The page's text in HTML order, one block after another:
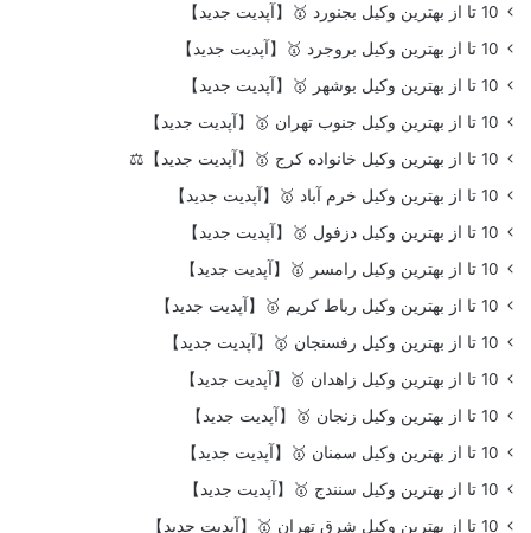
10 تا از بهترین وکیل بجنورد 🥇【آپدیت جدید】
10 تا از بهترین وکیل بروجرد 🥇【آپدیت جدید】
10 تا از بهترین وکیل بوشهر 🥇【آپدیت جدید】
10 تا از بهترین وکیل جنوب تهران 🥇【آپدیت جدید】
10 تا از بهترین وکیل خانواده کرج 🥇【آپدیت جدید】⚖️
10 تا از بهترین وکیل خرم آباد 🥇【آپدیت جدید】
10 تا از بهترین وکیل دزفول 🥇【آپدیت جدید】
10 تا از بهترین وکیل رامسر 🥇【آپدیت جدید】
10 تا از بهترین وکیل رباط کریم 🥇【آپدیت جدید】
10 تا از بهترین وکیل رفسنجان 🥇【آپدیت جدید】
10 تا از بهترین وکیل زاهدان 🥇【آپدیت جدید】
10 تا از بهترین وکیل زنجان 🥇【آپدیت جدید】
10 تا از بهترین وکیل سمنان 🥇【آپدیت جدید】
10 تا از بهترین وکیل سنندج 🥇【آپدیت جدید】
10 تا از بهترین وکیل شرق تهران 🥇【آپدیت جدید】